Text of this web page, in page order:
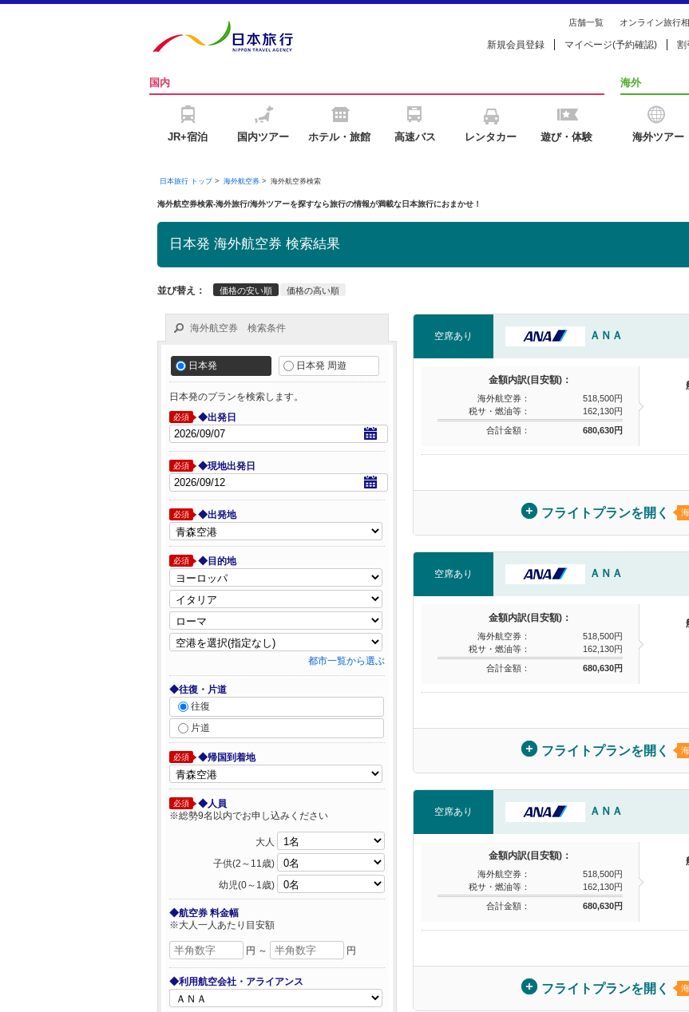
店舗一覧 オンライン旅行
新規会員登録 マイページ(予約確認) 割
国内
JR+宿泊 国内ツアー ホテル・旅館 高速バス レンタカー 遊び・体験
海外
海外ツアー
日本旅行 トップ> 海外航空券> 海外航空券検索
海外航空券検索-海外旅行/海外ツアーを探すなら旅行の情報が満載な日本旅行におまかせ！
日本発 海外航空券 検索結果
並び替え： 価格の安い順 価格の高い順
空席あり ＡＮＡ
金額内訳(目安額)：
海外航空券：
518,500円
税サ・燃油等：
162,130円
合計金額：
680,630円
フライトプランを開く
空席あり ＡＮＡ
金額内訳(目安額)：
海外航空券：
518,500円
税サ・燃油等：
162,130円
合計金額：
680,630円
フライトプランを開く
空席あり ＡＮＡ
金額内訳(目安額)：
海外航空券：
518,500円
税サ・燃油等：
162,130円
合計金額：
680,630円
フライトプランを開く
海外航空券 検索条件
日本発 日本発 周遊
日本発のプランを検索します。
必須 ◆出発日
必須 ◆現地出発日
必須 ◆出発地
必須 ◆目的地
都市一覧から選ぶ
◆往復・片道
往復
片道
必須 ◆帰国到着地
必須
◆人員
※総勢9名以内でお申し込みください
大人
子供(2～11歳)
幼児(0～1歳)
◆航空券 料金幅
※大人一人あたり目安額
円 ～ 円
◆利用航空会社・アライアンス